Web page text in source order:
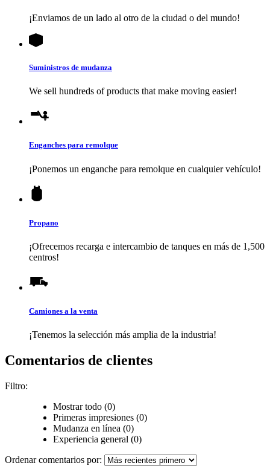
¡Enviamos de un lado al otro de la ciudad o del mundo!
Suministros de mudanza
We sell hundreds of products that make moving easier!
Enganches para remolque
¡Ponemos un enganche para remolque en cualquier vehículo!
Propano
¡Ofrecemos recarga e intercambio de tanques en más de 1,500
centros!
Camiones a la venta
¡Tenemos la selección más amplia de la industria!
Comentarios de clientes
Filtro:
Mostrar todo (0)
Primeras impresiones (0)
Mudanza en línea (0)
Experiencia general (0)
Ordenar comentarios por: